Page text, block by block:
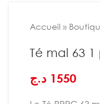
Accueil »
Té mal 63
1550 د.ج